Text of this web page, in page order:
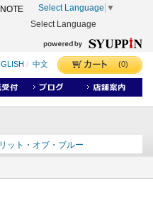
Select Language ▼
Select Language
/ 中文 (0)
ット・オブ・ブルー
モンブラン